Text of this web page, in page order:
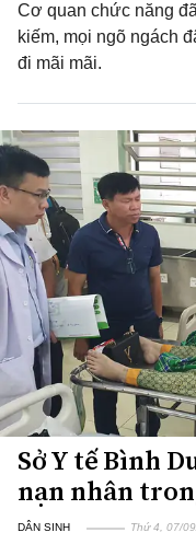
Cơ quan chức năng
kiếm, mọi ngõ ngách
đi mãi mãi.
Sở Y tế Bình
nạn nhân
DÂN SINH Thứ 4, 07/